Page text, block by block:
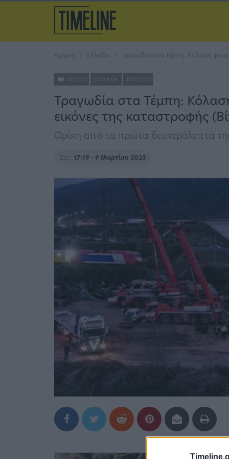
Αρχική Ελλάδα Τραγωδία στα Τέμπη: Κόλαση
ΕΛΛΆΔΑ ΒΊΝΤΕΟ
Τραγωδία στα Τέμπη:
εικόνες της καταστροφής
Φρίκη από τα πρώτα δευτερόλεπτα
Στις 17:19 - 9 Μαρτίου 2023